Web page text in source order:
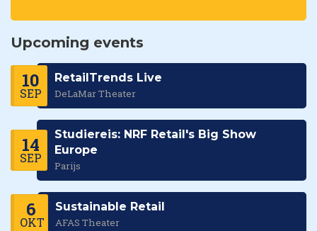
Upcoming events
10
SEP
RetailTrends Live
DeLaMar Theater
14
SEP
Studiereis: NRF Retail's Big Show
Europe
Parijs
6
OKT
Sustainable Retail
AFAS Theater